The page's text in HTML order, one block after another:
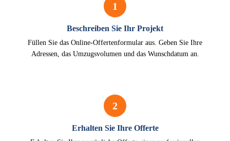
1
Beschreiben Sie Ihr Projekt
Füllen Sie das Online-Offertenformular aus. Geben Sie Ihre
Adressen, das Umzugsvolumen und das Wunschdatum an.
2
Erhalten Sie Ihre Offerte